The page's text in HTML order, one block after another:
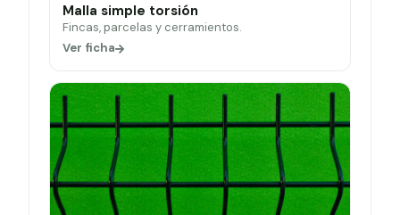
Malla simple torsión
Fincas, parcelas y cerramientos.
Ver ficha